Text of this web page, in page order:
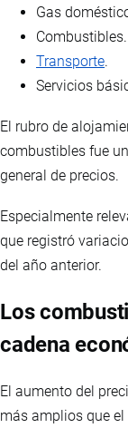
Gas
Combustibles.
Transporte.
Servicios
El rubro de
combustibles fue
general de precios.
Especialmente
que registró
del año anterior.
Los
cadena
El aumento del
más amplios que